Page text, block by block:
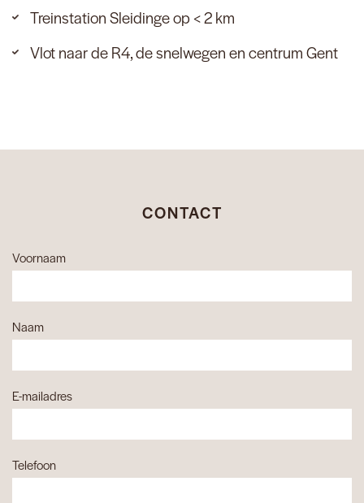
Treinstation Sleidinge op < 2 km
Vlot naar de R4, de snelwegen en centrum Gent
CONTACT
Voornaam
Naam
E-mailadres
Telefoon